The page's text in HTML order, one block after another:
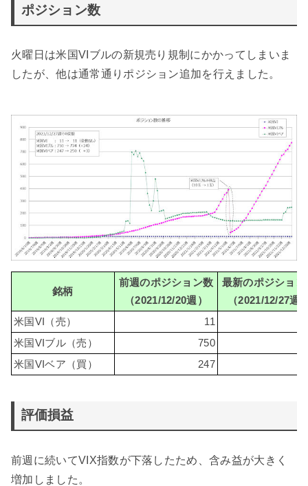
ポジション数
火曜日は米国VIブルの新規売り規制にかかってしまいま
したが、他は通常通りポジション追加を行えました。
銘柄
前週のポジション数
（2021/12/20週）
最新のポジション
（2021/12/27週
米国VI（売）
11
米国VIブル（売）
750
米国VIベア（買）
247
評価損益
前週に続いてVIX指数が下落したため、含み益が大きく
増加しました。